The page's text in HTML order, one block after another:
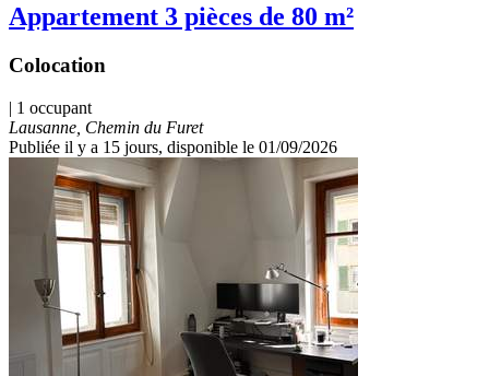
Appartement 3 pièces de 80 m²
Colocation
| 1 occupant
Lausanne, Chemin du Furet
Publiée il y a 15 jours, disponible le 01/09/2026